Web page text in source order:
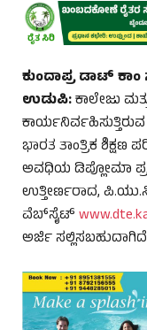
ಕುಂದಾಪ್ರ ಡಾಟ್‌ ಕಾಂ
ಉಡುಪಿ:ಕಾಲೇಜು
ಭಾರತ ತಾಂತ್ರಿಕ
ಅವಧಿಯ ಡಿಪ್ಲೋಮಾ
ಉತ್ತೀರ್ಣರಾದ,
ವೆಬ್‌ಸೈಟ್
ಅರ್ಜಿ